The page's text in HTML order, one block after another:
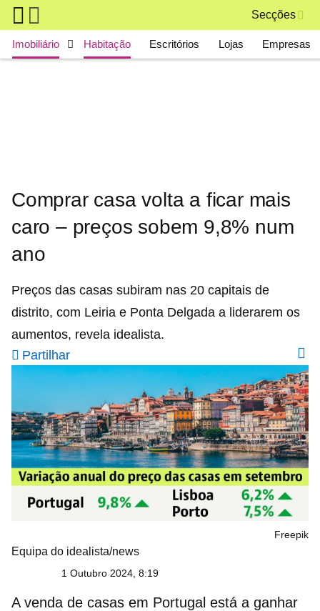
Skip to main content
Secções
Main navigation
Imobiliário Habitação Escritórios Lojas Empresas
Comprar casa volta a ficar mais
caro – preços sobem 9,8% num
ano
Preços das casas subiram nas 20 capitais de
distrito, com Leiria e Ponta Delgada a liderarem os
aumentos, revela idealista.
Partilhar
Freepik
Equipa do idealista/news
1 Outubro 2024, 8:19
A venda de casas em Portugal está a ganhar